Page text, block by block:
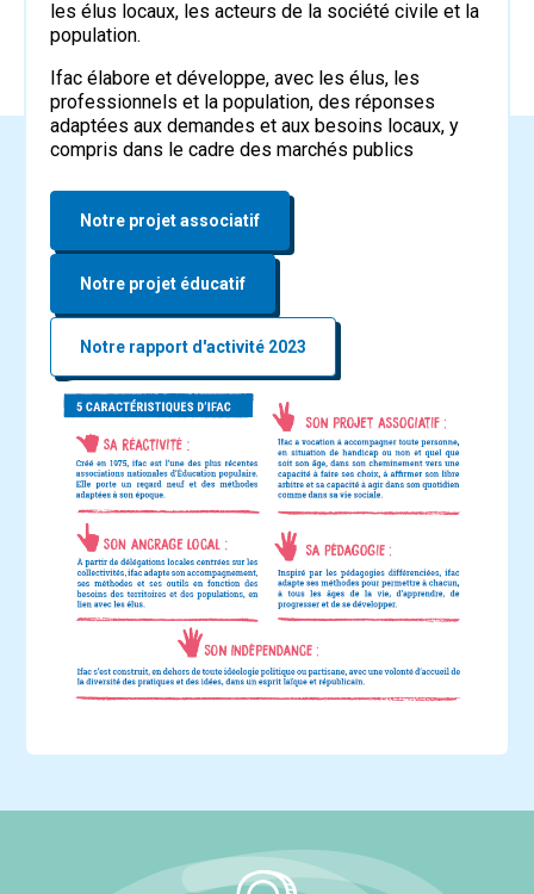
les élus locaux, les acteurs de la société civile et la
population.
Ifac élabore et développe, avec les élus, les
professionnels et la population, des réponses
adaptées aux demandes et aux besoins locaux, y
compris dans le cadre des marchés publics
Notre projet associatif
Notre projet éducatif
Notre rapport d'activité 2023